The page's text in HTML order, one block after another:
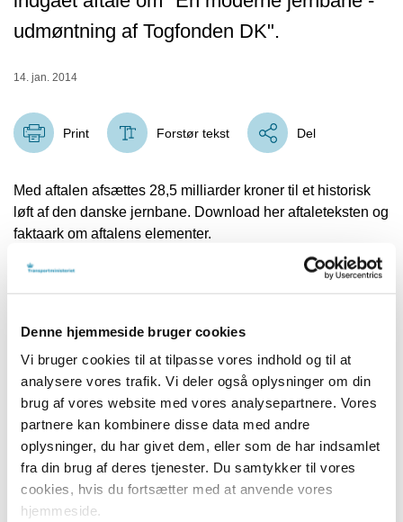
Denne hjemmeside bruger cookies
Vi bruger cookies til at tilpasse vores indhold og til at
analysere vores trafik. Vi deler også oplysninger om din
brug af vores website med vores analysepartnere. Vores
partnere kan kombinere disse data med andre
oplysninger, du har givet dem, eller som de har indsamlet
fra din brug af deres tjenester. Du samtykker til vores
cookies, hvis du fortsætter med at anvende vores
hjemmeside.
udmøntning af Togfonden DK".
14. jan. 2014
Print Forstør tekst Del
Med aftalen afsættes 28,5 milliarder kroner til et historisk
løft af den danske jernbane. Download her aftaleteksten og
faktaark om aftalens elementer.
Aftale om Togfonden DK
Faktaark Timemodel
Faktaark Elektrificering af jernbanen
Faktaark Regionale hastighedsopgraderinger
Faktaark Ekstra spor Gødstrup st